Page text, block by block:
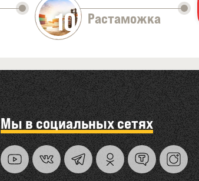
10 Растаможка
Мы в социальных сетях